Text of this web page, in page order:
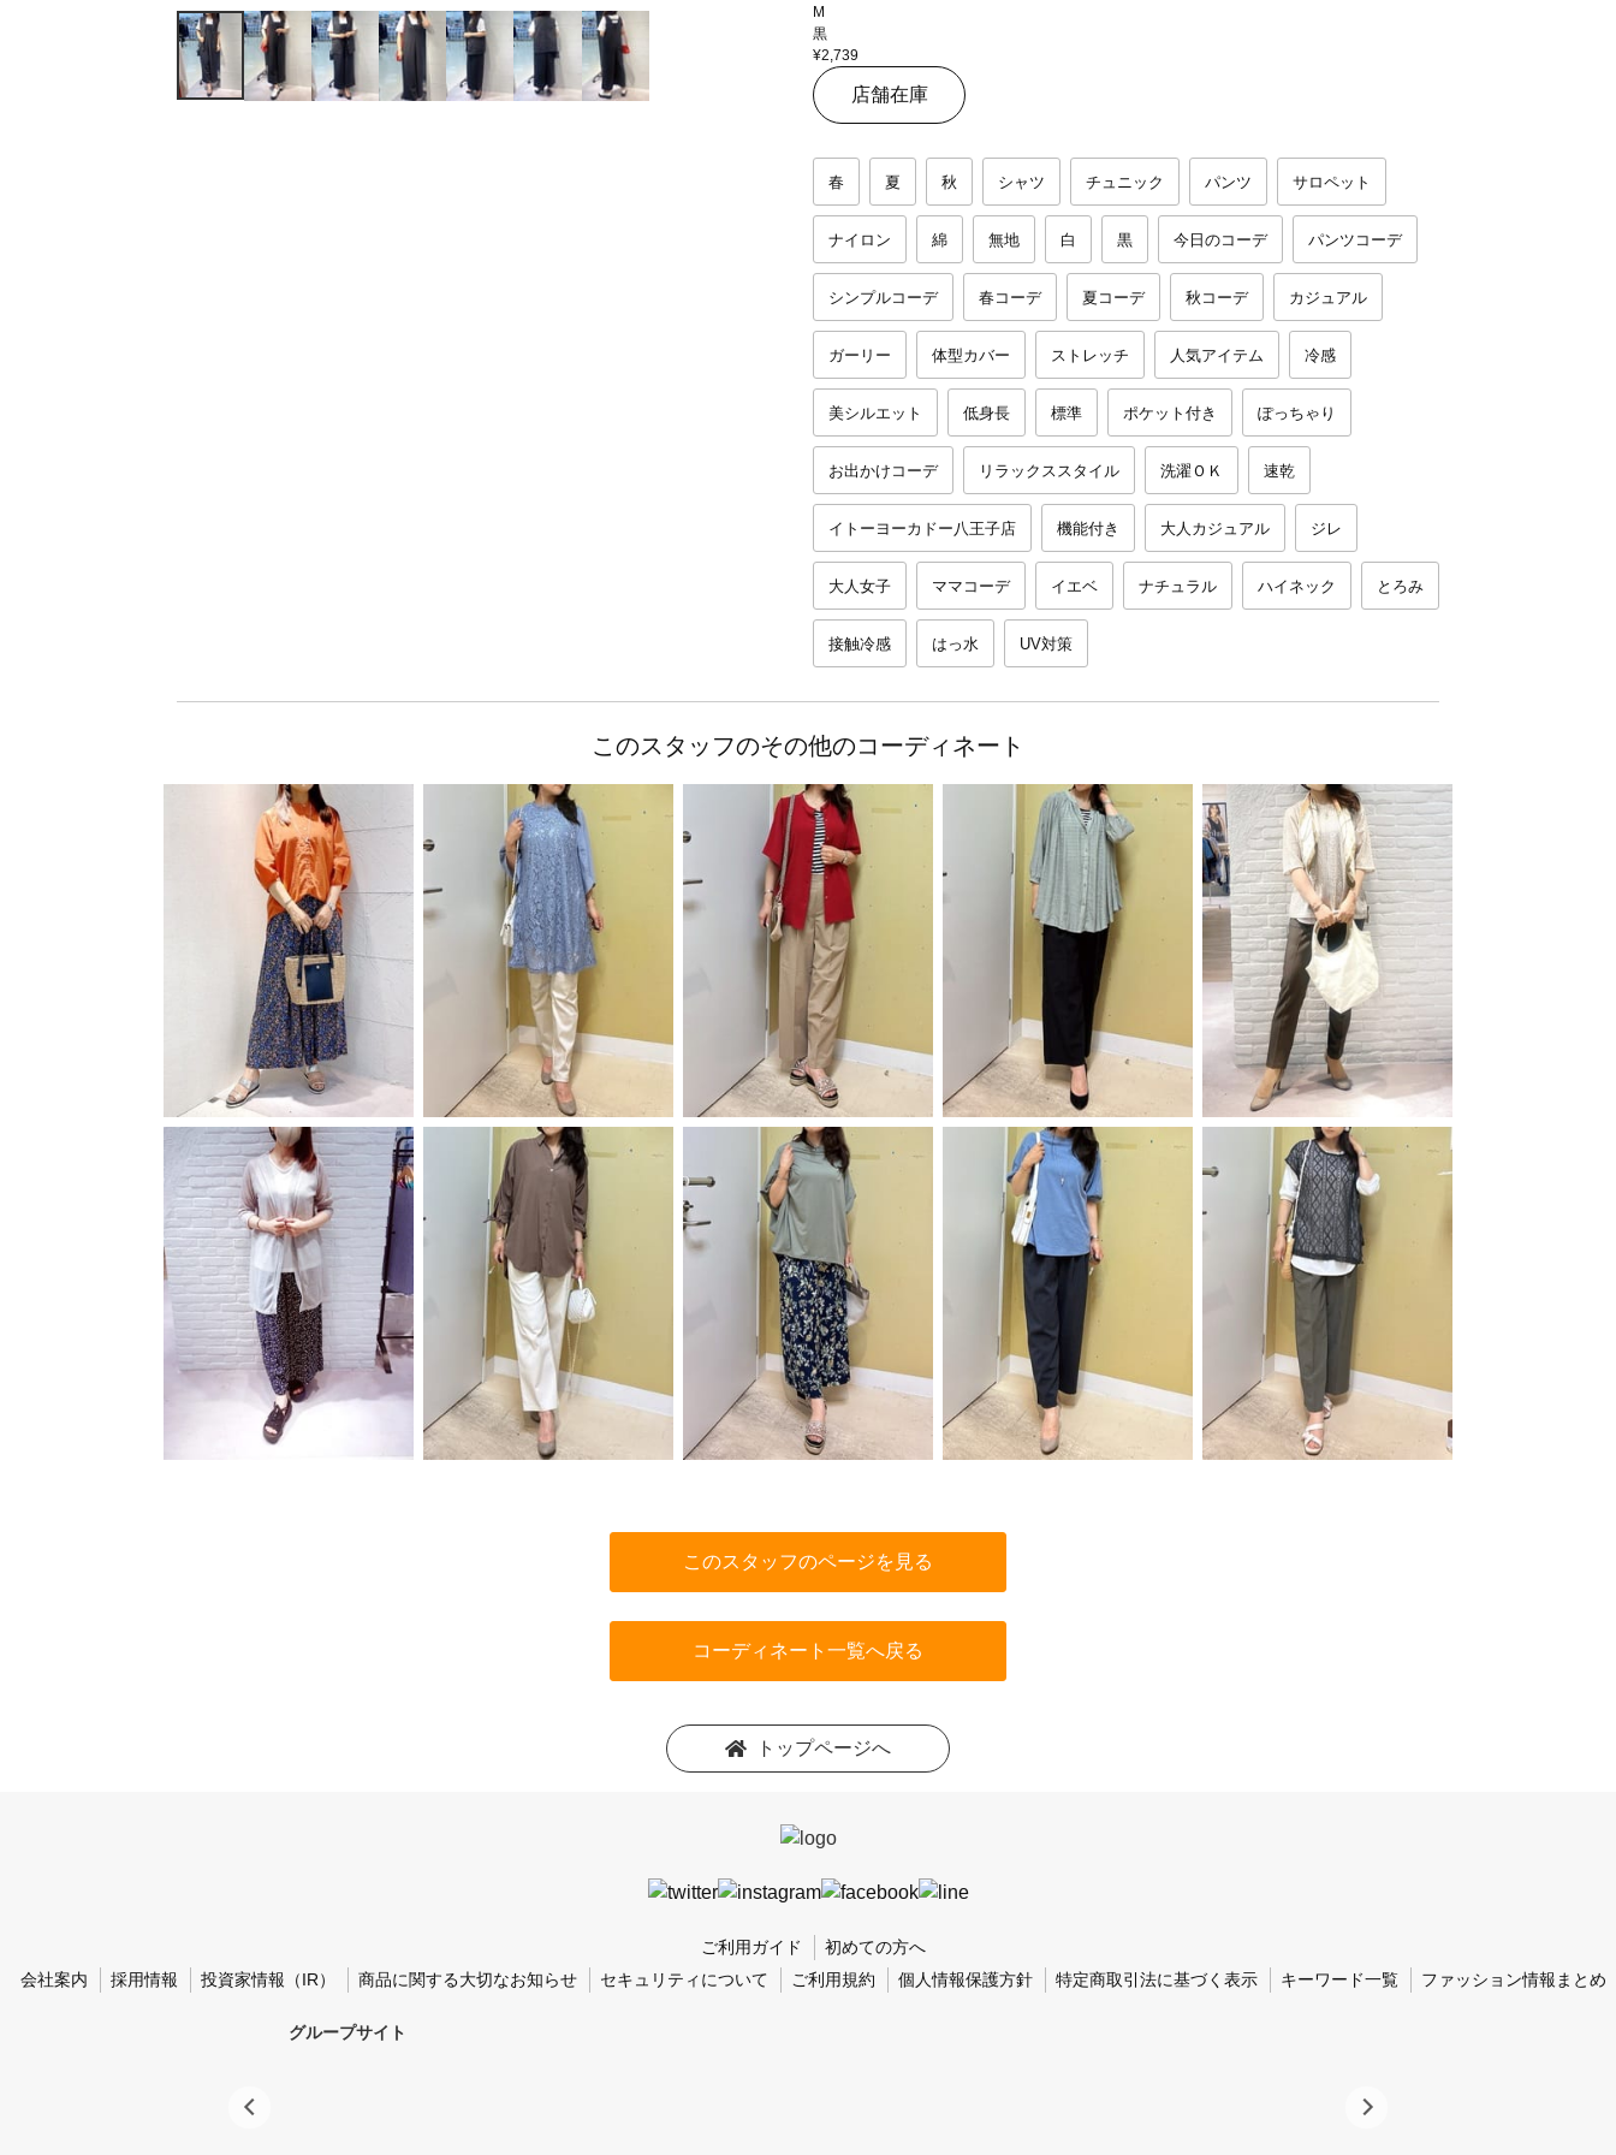
M
黒
¥2,739
店舗在庫
春 夏 秋 シャツ チュニック パンツ サロペット
ナイロン 綿 無地 白 黒 今日のコーデ パンツコーデ
シンプルコーデ 春コーデ 夏コーデ 秋コーデ カジュアル
ガーリー 体型カバー ストレッチ 人気アイテム 冷感
美シルエット 低身長 標準 ポケット付き ぽっちゃり
お出かけコーデ リラックススタイル 洗濯ＯＫ 速乾
イトーヨーカドー八王子店 機能付き 大人カジュアル ジレ
大人女子 ママコーデ イエベ ナチュラル ハイネック とろみ
接触冷感 はっ水 UV対策
このスタッフのその他のコーディネート
このスタッフのページを見る
コーディネート一覧へ戻る
トップページへ
ご利用ガイド
初めての方へ
会社案内
採用情報 投資家情報（IR） 商品に関する大切なお知らせ セキュリティについて ご利用規約 個人情報保護方針 特定商取引法に基づく表示 キーワード一覧 ファッション情報まとめ
グループサイト